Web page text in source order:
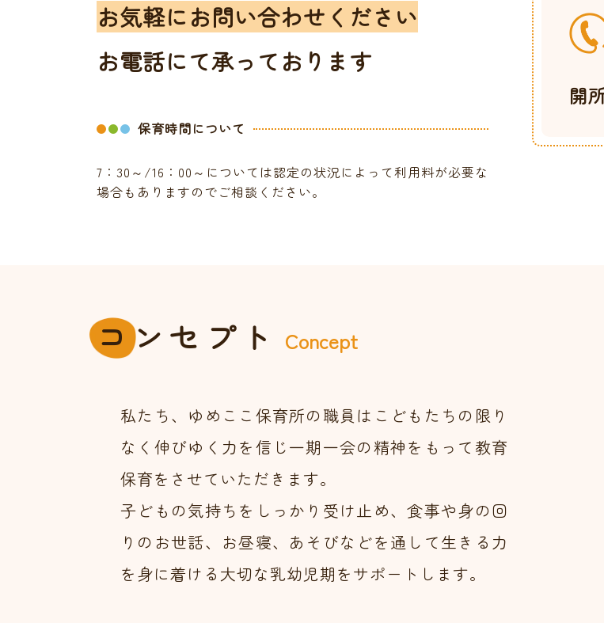
お気軽にお問い合わせください
お電話にて承っております
保育時間について
7：30～/16：00～については認定の状況によって利用料が必要な
場合もありますのでご相談ください。
開
コンセプト Concept
私たち、ゆめここ保育所の職員はこどもたちの限り
なく伸びゆく力を信じ一期一会の精神をもって教育
保育をさせていただきます。
子どもの気持ちをしっかり受け止め、食事や身の回
りのお世話、お昼寝、あそびなどを通して生きる力
を身に着ける大切な乳幼児期をサポートします。